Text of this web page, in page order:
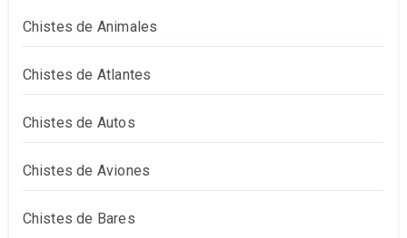
Chistes de Animales
Chistes de Atlantes
Chistes de Autos
Chistes de Aviones
Chistes de Bares